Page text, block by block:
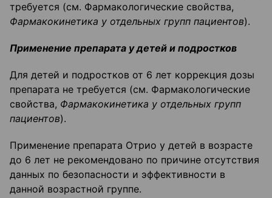
требуется (см. Фармакологические свойства,
Фармакокинетика у отдельных групп пациентов).
Применение препарата у детей и подростков
Для детей и подростков от 6 лет коррекция дозы
препарата не требуется (см. Фармакологические
свойства, Фармакокинетика у отдельных групп
пациентов).
Применение препарата Отрио у детей в возрасте
до 6 лет не рекомендовано по причине отсутствия
данных по безопасности и эффективности в
данной возрастной группе.